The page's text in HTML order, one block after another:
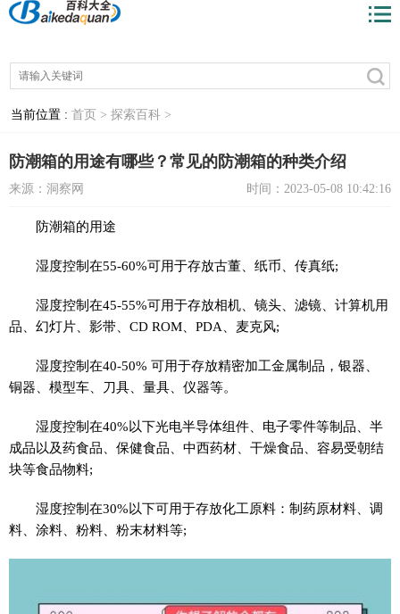
当前位置 : 首页 > 探索百科 >
防潮箱的用途有哪些？常见的防潮箱的种类介绍
来源：洞察网 时间：2023-05-08 10:42:16
防潮箱的用途
湿度控制在55-60%可用于存放古董、纸币、传真纸;
湿度控制在45-55%可用于存放相机、镜头、滤镜、计算机用
品、幻灯片、影带、CD ROM、PDA、麦克风;
湿度控制在40-50% 可用于存放精密加工金属制品，银器、
铜器、模型车、刀具、量具、仪器等。
湿度控制在40%以下光电半导体组件、电子零件等制品、半
成品以及药食品、保健食品、中西药材、干燥食品、容易受朝结
块等食品物料;
湿度控制在30%以下可用于存放化工原料：制药原材料、调
料、涂料、粉料、粉末材料等;